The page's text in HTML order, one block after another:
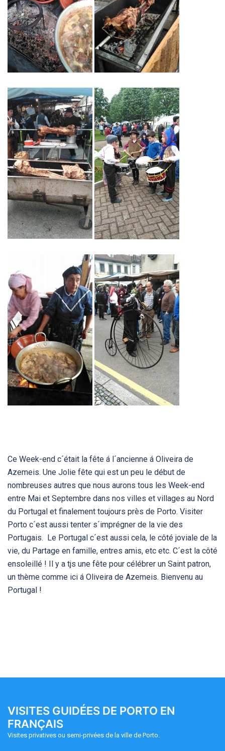
Ce Week-end c´était la fête á l´ancienne á Oliveira de
Azemeis. Une Jolie fête qui est un peu le début de
nombreuses autres que nous aurons tous les Week-end
entre Mai et Septembre dans nos villes et villages au Nord
du Portugal et finalement toujours près de Porto. Visiter
Porto c´est aussi tenter s´imprégner de la vie des
Portugais. Le Portugal c´est aussi cela, le côté joviale de la
vie, du Partage en famille, entres amis, etc etc. C´est la côté
ensoleillé ! Il y a tjs une fête pour célébrer un Saint patron,
un thème comme ici á Oliveira de Azemeis. Bienvenu au
Portugal !
VISITES GUIDÉES DE PORTO EN
FRANÇAIS
Visites privatives ou semi-privées de la ville de Porto.